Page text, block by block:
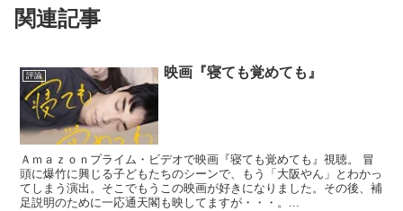
関連記事
評論 映画『寝ても覚めても』
Ａｍａｚｏｎプライム・ビデオで映画『寝ても覚めても』視聴。 冒
頭に爆竹に興じる子どもたちのシーンで、もう「大阪やん」とわかっ
てしまう演出。そこでもうこの映画が好きになりました。その後、補
足説明のために一応通天閣も映してますが・・・。...